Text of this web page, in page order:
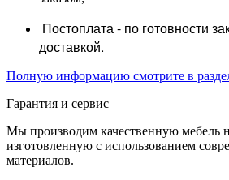
Постоплата - по готовности
доставкой.
Полную информацию смотрите в
Гарантия и сервис
Мы производим качественную мебель
изготовленную с использованием
материалов.